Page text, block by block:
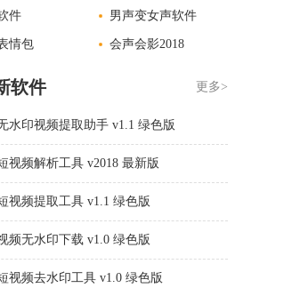
件 男声变女声软件
情包 会声会影2018
软件 更多>
水印视频提取助手 v1.1 绿色版
视频解析工具 v2018 最新版
视频提取工具 v1.1 绿色版
频无水印下载 v1.0 绿色版
视频去水印工具 v1.0 绿色版